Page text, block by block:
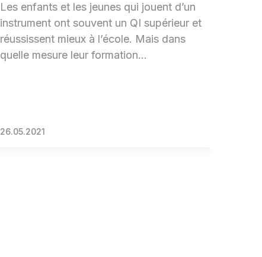
Les enfants et les jeunes qui jouent d’un
instrument ont souvent un QI supérieur et
réussissent mieux à l’école. Mais dans
quelle mesure leur formation…
26.05.2021